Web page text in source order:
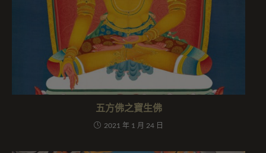
五方佛之寶生佛
2021 年 1 月 24 日